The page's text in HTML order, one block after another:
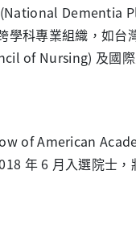
Dementia
科專業組織，如台
of Nursing) 及國
of American
年 6 月入選院士，